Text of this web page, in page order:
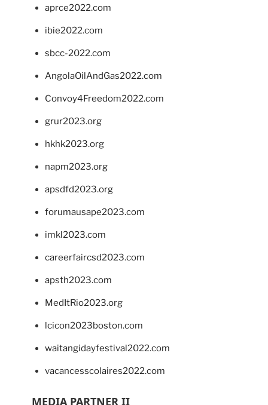
aprce2022.com
ibie2022.com
sbcc-2022.com
AngolaOilAndGas2022.com
Convoy4Freedom2022.com
grur2023.org
hkhk2023.org
napm2023.org
apsdfd2023.org
forumausape2023.com
imkl2023.com
careerfaircsd2023.com
apsth2023.com
MedItRio2023.org
lcicon2023boston.com
waitangidayfestival2022.com
vacancesscolaires2022.com
MEDIA PARTNER II